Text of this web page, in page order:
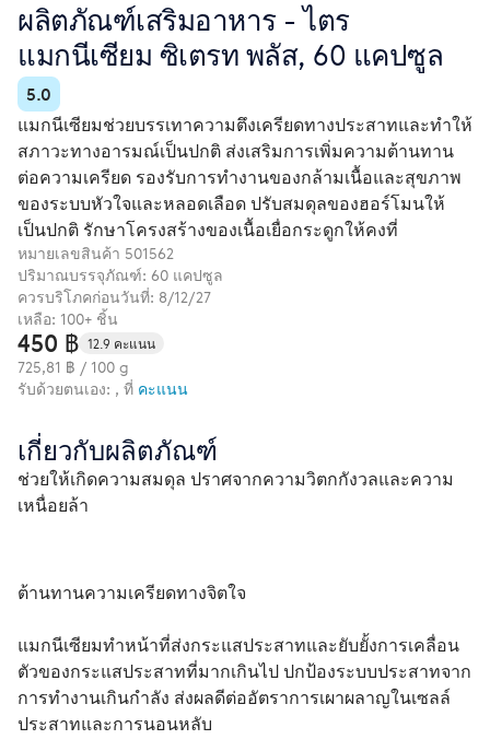
ผลิตภัณฑ์เสริมอาหาร - ไตร
แมกนีเซียม ซิเตรท พลัส, 60 แคปซูล
5.0
แมกนีเซียมช่วยบรรเทาความตึงเครียดทางประสาทและทำให้
สภาวะทางอารมณ์เป็นปกติ ส่งเสริมการเพิ่มความต้านทาน
ต่อความเครียด รองรับการทำงานของกล้ามเนื้อและสุขภาพ
ของระบบหัวใจและหลอดเลือด ปรับสมดุลของฮอร์โมนให้
เป็นปกติ รักษาโครงสร้างของเนื้อเยื่อกระดูกให้คงที่
หมายเลขสินค้า 501562
ปริมาณบรรจุภัณฑ์: 60 แคปซูล
ควรบริโภคก่อนวันที่: 8/12/27
เหลือ: 100+ ชิ้น
450 ฿ 12.9 คะแนน
725,81 ฿ / 100 g
รับด้วยตนเอง: , ที่ คะแนน
เกี่ยวกับผลิตภัณฑ์
ช่วยให้เกิดความสมดุล ปราศจากความวิตกกังวลและความ
เหนื่อยล้า
ต้านทานความเครียดทางจิตใจ
แมกนีเซียมทำหน้าที่ส่งกระแสประสาทและยับยั้งการเคลื่อน
ตัวของกระแสประสาทที่มากเกินไป ปกป้องระบบประสาทจาก
การทำงานเกินกำลัง ส่งผลดีต่ออัตราการเผาผลาญในเซลล์
ประสาทและการนอนหลับ